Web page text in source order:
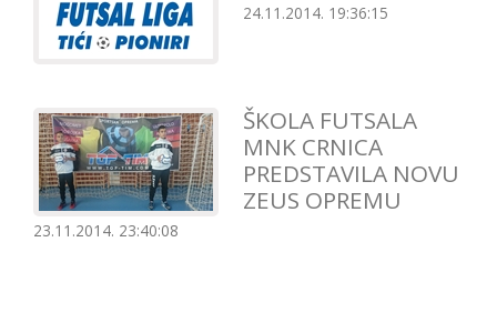
24.11.2014. 19:36:15
ŠKOLA FUTSALA
MNK CRNICA
PREDSTAVILA NOVU
ZEUS OPREMU
23.11.2014. 23:40:08